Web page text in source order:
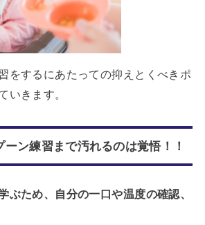
をするにあたっての抑えとくべきポ
いきます。
ン練習まで汚れるのは覚悟！！
ぶため、自分の一口や温度の確認、